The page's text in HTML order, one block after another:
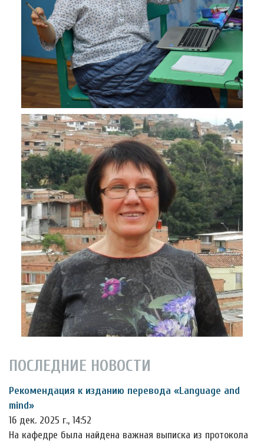
ПОСЛЕДНИЕ НОВОСТИ
Рекомендация к изданию перевода «Language and
mind»
16 дек. 2025 г., 14:52
На кафедре была найдена важная выписка из протокола